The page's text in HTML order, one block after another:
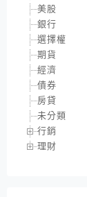
美股
銀行
選擇權
期貨
經濟
債券
房貸
未分類
行銷
理財